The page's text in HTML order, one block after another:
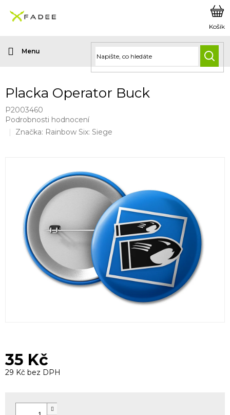
obsah
Placka Operator Buck
P2003460
Průměrné
hodnocení
hvězdiček.
Podrobnosti hodnocení
Značka: Rainbow Six: Siege
35 Kč
29 Kč bez DPH